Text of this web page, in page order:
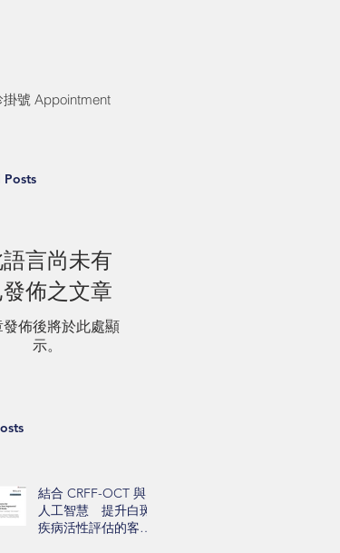
掛號 Appointment
Posts
語言尚未有
發佈之文章
發佈後將於此處顯
示。
結合 CRFF-OCT 與
人工智慧 提升白斑
疾病活性評估的客觀